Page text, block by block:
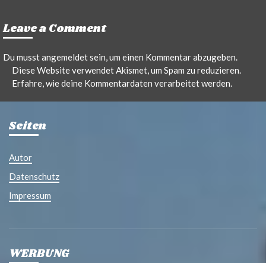
Leave a Comment
Du musstangemeldetsein, um einen Kommentar abzugeben.
Diese Website verwendet Akismet, um Spam zu reduzieren.
Erfahre, wie deine Kommentardaten verarbeitet werden.
Seiten
Autor
Datenschutz
Impressum
WERBUNG